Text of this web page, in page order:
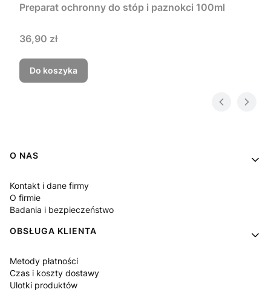
Preparat ochronny do stóp i paznokci 100ml
36,90 zł
Do koszyka
Linki w stopce
O NAS
Kontakt i dane firmy
O firmie
Badania i bezpieczeństwo
OBSŁUGA KLIENTA
Metody płatności
Czas i koszty dostawy
Ulotki produktów